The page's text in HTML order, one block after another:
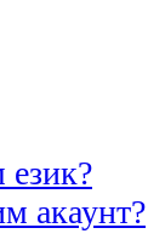
език?
акаунт?